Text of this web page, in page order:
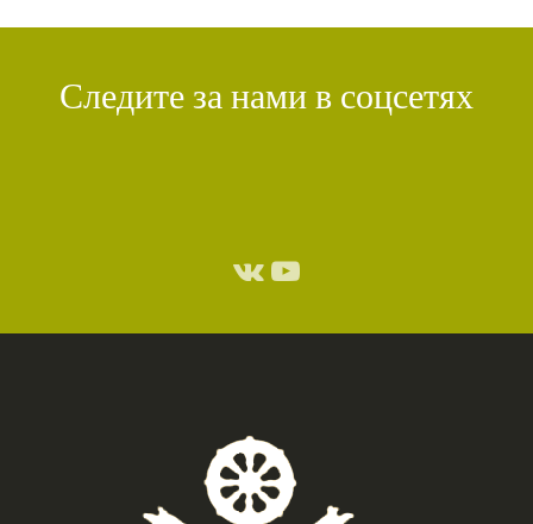
Следите за нами в соцсетях